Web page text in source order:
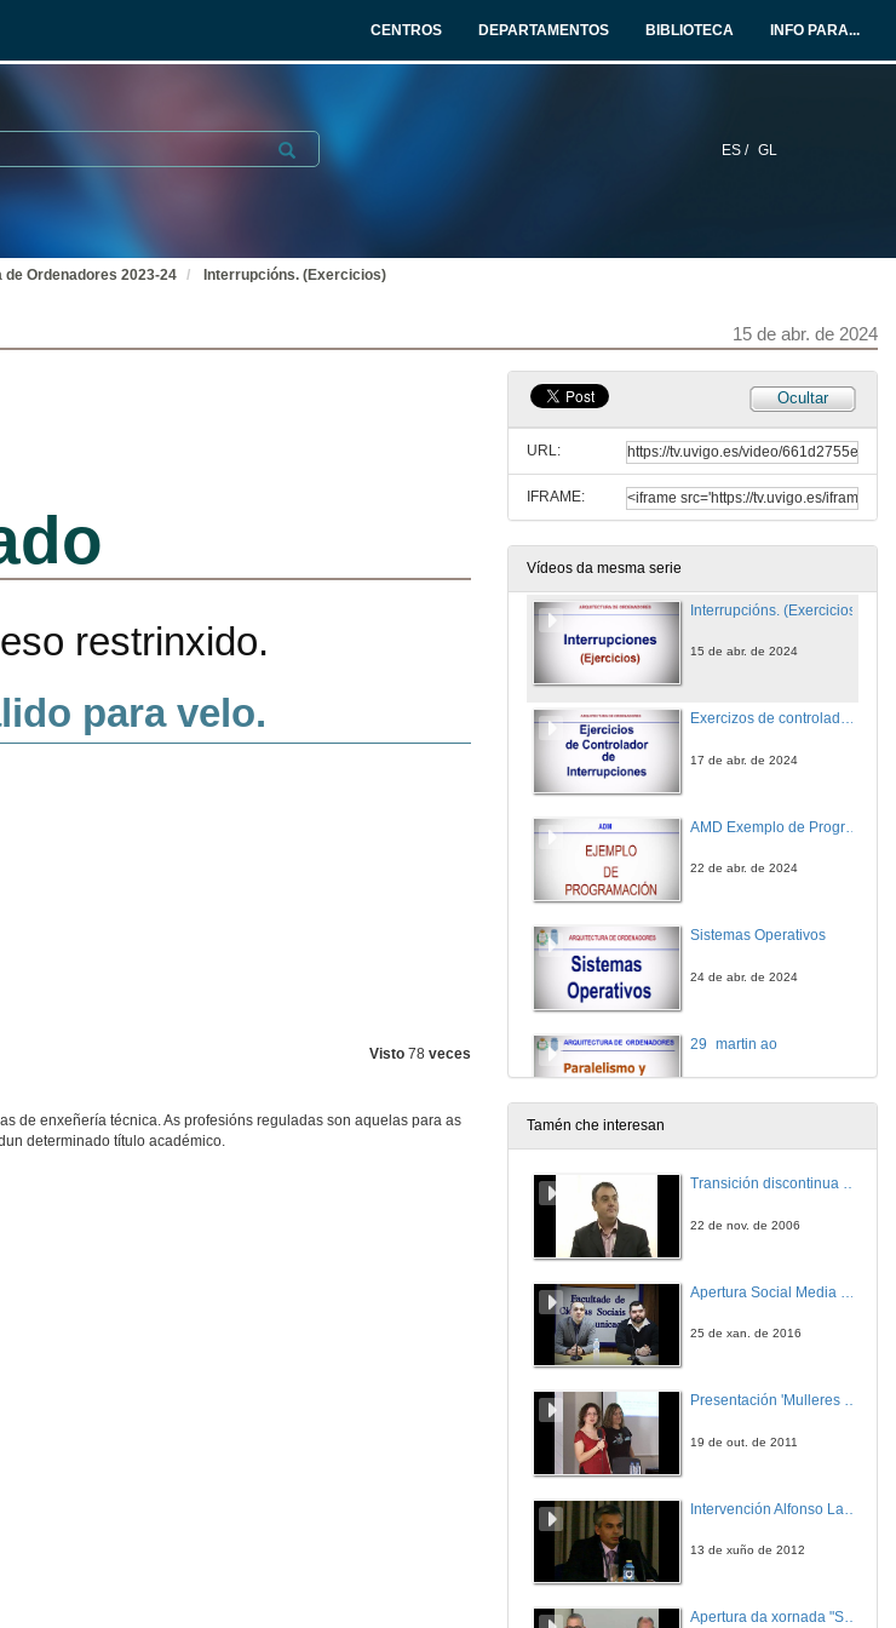
CENTROS DEPARTAMENTOS BIBLIOTECA INFO PARA...
ES / GL
Submit
Ordenadores 2023-24 Interrupcións. (Exercicios)
15 de abr. de 2024
Visto 78 veces
de enxeñería técnica. As profesións reguladas son aquelas para as
determinado título académico.
Ocultar
URL:
IFRAME:
Vídeos da mesma serie
Direccionamientos en ordenadores CISC (recuperada del curso 22/23)
1 de abr. de 2024
Variacións sobre a Periferia
Interrupciones
10 de abr. de 2024
Interrupcións. (Exercicios)
15 de abr. de 2024
Exercizos de controlador de interrupcións
17 de abr. de 2024
22 de abr. de 2024
Sistemas Operativos
24 de abr. de 2024
29_martin ao
Bases de datos. Introducción
Tamén che interesan
Transición discontinua de partículas de microgel termosensible
22 de nov. de 2006
25 de xan. de 2016
Presentación 'Mulleres no software libre'
19 de out. de 2011
13 de xuño de 2012
Apertura da xornada "Smart-Energy, Smart-City"